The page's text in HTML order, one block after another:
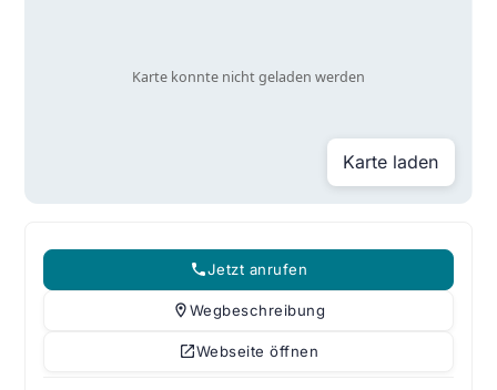
Karte laden
Jetzt anrufen
Wegbeschreibung
Webseite öffnen